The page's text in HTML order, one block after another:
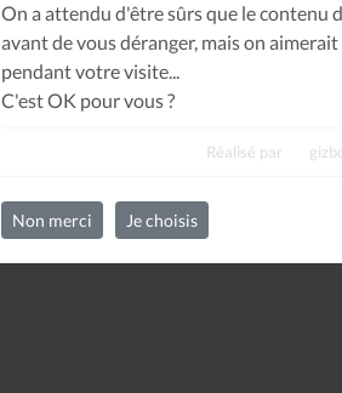
On a attendu d'être sûrs que le contenu
avant de vous déranger, mais on
pendant votre visite...
C'est OK pour vous ?
Réalisé par
Non merci Je choisis